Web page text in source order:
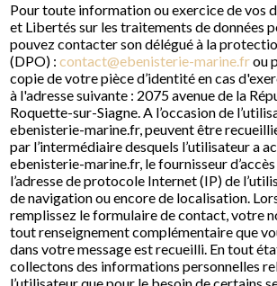
Pour toute information ou exercice de vos
et Libertés sur les traitements de données
pouvez contacter son délégué à la
(DPO) :contact@ebenisterie-marine.frou
copie de votre pièce d’identité en cas
à l'adresse suivante : 2075 avenue de la
Roquette-sur-Siagne. A l’occasion de
ebenisterie-marine.fr, peuvent être
par l’intermédiaire desquels l’utilisateur a
ebenisterie-marine.fr, le fournisseur
l’adresse de protocole Internet (IP) de
de navigation ou encore de localisation.
remplissez le formulaire de contact, votre
tout renseignement complémentaire que
dans votre message est recueilli. En tout
collectons des informations personnelles